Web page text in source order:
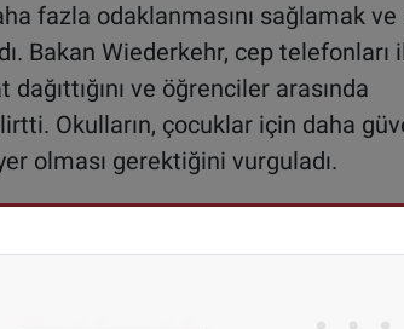
fazla odaklanmasını sağlamak ve
Bakan Wiederkehr, cep telefonları
ve öğrenciler arasında
Okulların, çocuklar için daha
olması gerektiğini vurguladı.
kara sınır kapılarından 1 milyon 130
yaptı